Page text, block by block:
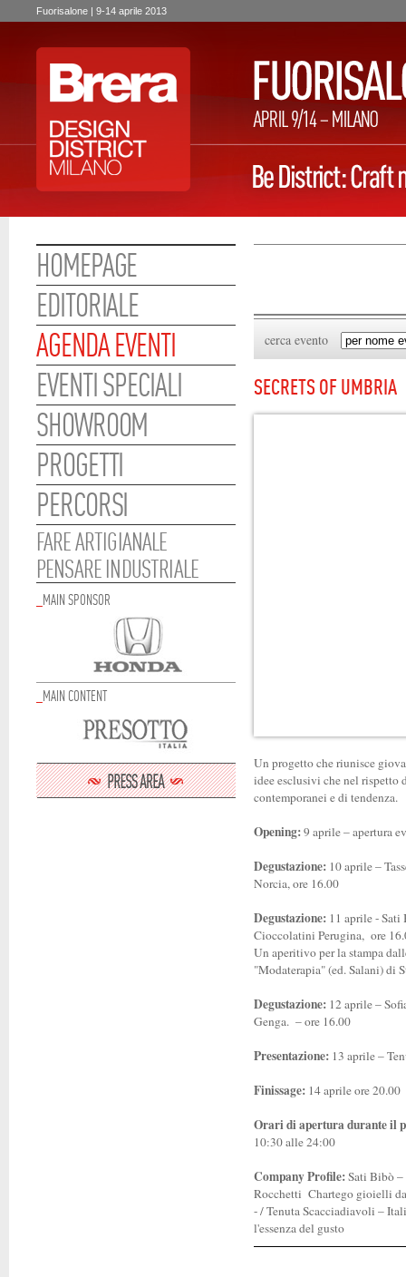
Fuorisalone | 9-14 aprile 2013
HOMEPAGE
EDITORIALE
AGENDA EVENTI
EVENTI SPECIALI
SHOWROOM
PROGETTI
PERCORSI
FARE ARTIGIANALE
PENSARE INDUSTRIALE
MAIN SPONSOR
MAIN CONTENT
cerca evento
SECRETS OF UMBRIA
Un progetto che riunisce
idee esclusivi che nel
contemporanei e di tendenza.
Opening:9 aprile – apertura
Degustazione: 10 aprile –
Norcia, ore 16.00
Degustazione: 11 aprile - Sati
Cioccolatini Perugina, ore
Un aperitivo per la stampa
"Modaterapia" (ed. Salani) di
Degustazione: 12 aprile –
Genga. – ore 16.00
Presentazione: 13 aprile –
Finissage: 14 aprile ore 20.00
Orari di apertura durante il
10:30 alle 24:00
Company Profile:Sati Bibò –
Rocchetti Chartego gioielli da
- / Tenuta Scacciadiavoli –
l'essenza del gusto